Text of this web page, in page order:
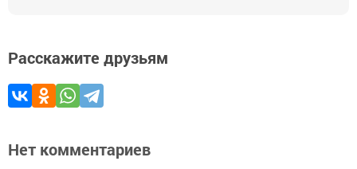
Расскажите друзьям
Нет комментариев